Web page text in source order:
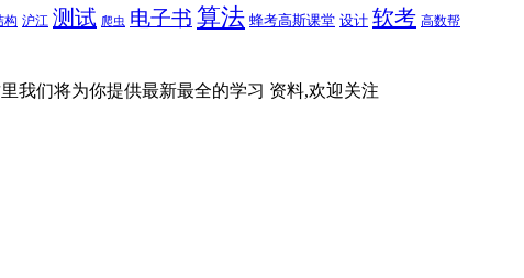
构 沪江 测试 爬虫 电子书 算法 蜂考高斯课堂 设计 软考 高数帮
我们将为你提供最新最全的学习 资料,欢迎关注